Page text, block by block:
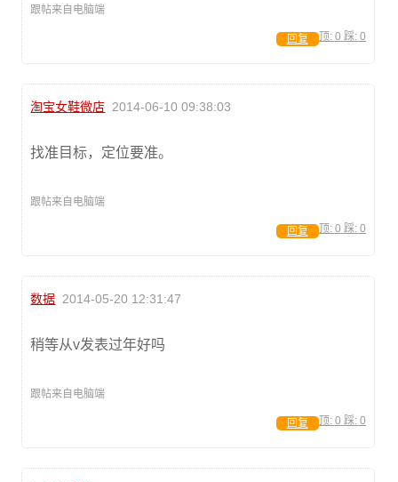
跟帖来自电脑端
顶: 0 踩: 0
回复
淘宝女鞋微店 2014-06-10 09:38:03
找准目标，定位要准。
跟帖来自电脑端
顶: 0 踩: 0
回复
数据 2014-05-20 12:31:47
稍等从v发表过年好吗
跟帖来自电脑端
顶: 0 踩: 0
回复